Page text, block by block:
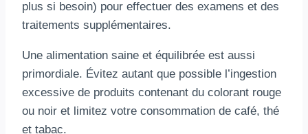
plus si besoin) pour effectuer des examens et des
traitements supplémentaires.
Une alimentation saine et équilibrée est aussi
primordiale. Évitez autant que possible l’ingestion
excessive de produits contenant du colorant rouge
ou noir et limitez votre consommation de café, thé
et tabac.